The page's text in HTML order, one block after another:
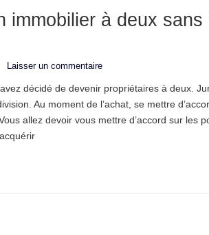
immobilier à deux sans
Laisser un commentaire
décidé de devenir propriétaires à deux.
Au moment de l’achat, se mettre
allez devoir vous mettre d’accord sur les